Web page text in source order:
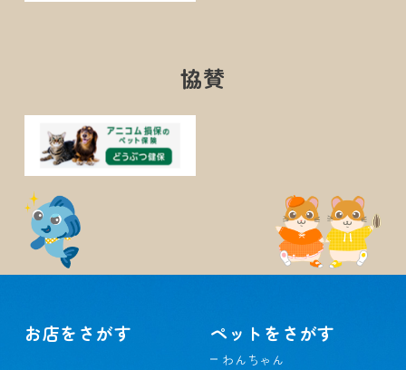
協賛
お店をさがす ペットをさがす
わんちゃん